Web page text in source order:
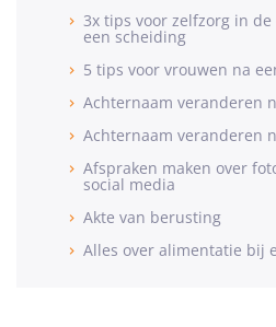
3x tips voor zelfzorg in
een scheiding
5 tips voor vrouwen na
Achternaam veranderen
Achternaam veranderen
Afspraken maken over
social media
Akte van berusting
Alles over alimentatie bij